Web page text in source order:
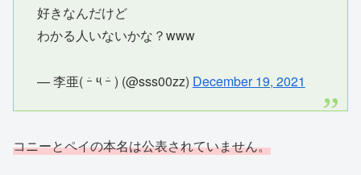
好きなんだけど
わかる人いないかな？www
— ‎李亜( ｰ̀ ༥ ｰ́ ) (@sss00zz) December 19, 2021
コニーとペイの本名は公表されていません。